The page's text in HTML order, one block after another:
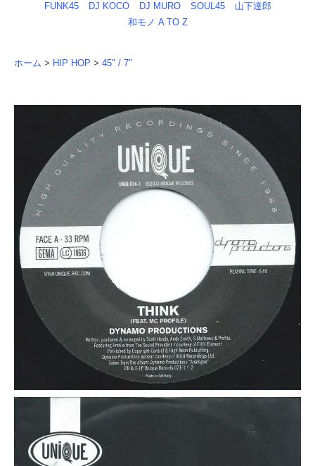
FUNK45 DJ KOCO DJ MURO SOUL45
山下達郎
和モノ A TO Z
ホーム > HIP HOP > 45" / 7"